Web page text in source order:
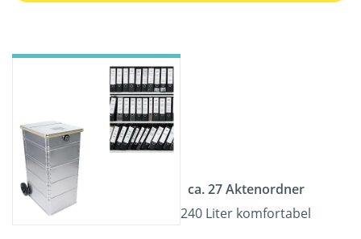
ca. 27 Aktenordner
240 Liter komfortabel